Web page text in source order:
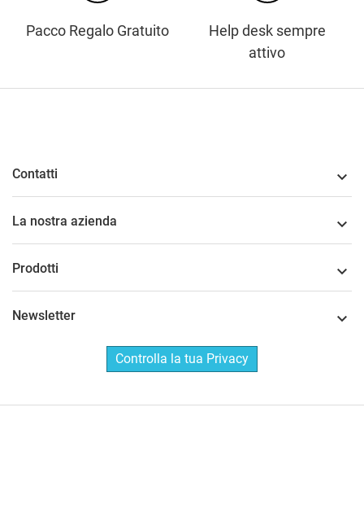
Pacco Regalo Gratuito
Help desk sempre
attivo
Contatti 
La nostra azienda 
Prodotti 
Newsletter 
Controlla la tua Privacy